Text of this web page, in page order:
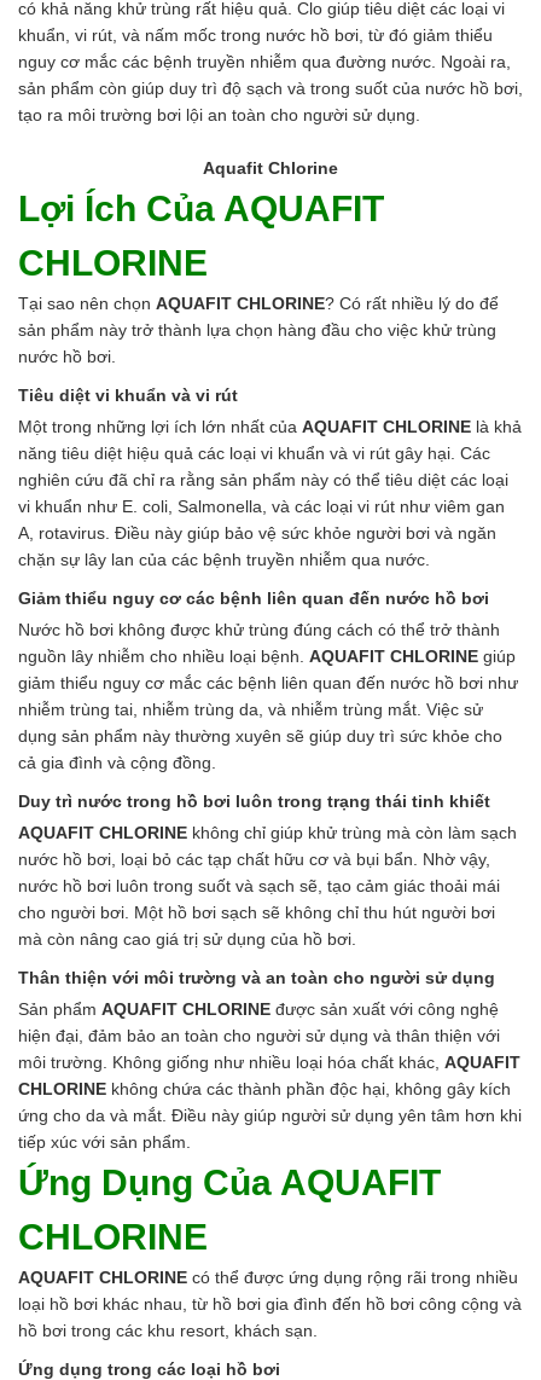
Silicone Apollo
Silicone Kingbond
Silicone Shinetsu
Keo Silicone
Hóa chất khác
Quy trình sản xuất
VMC GROUP
Tẩy Rửa Diệt Khuẩn
Ngành Thực Phẩm
Ngành Nông Nghiệp
Ngành Thủy Sản
Ngành Môi Trường
Ngành Nhựa
Ngành Xây Dựng
Ngành Cao Su
Ngành Xi Mạ
Ngành Thủy Tinh
Ngành Sơn
Ngành In Ấn Bao Bì
Ngành Gốm Sứ
Ngành Gỗ
Ngành Mỹ Phẩm
Ngành Hóa Dầu
Ngành Giấy
Liên hệ
có khả năng khử trùng rất hiệu quả. Clo giúp tiêu diệt các loại vi
khuẩn, vi rút, và nấm mốc trong nước hồ bơi, từ đó giảm thiểu
nguy cơ mắc các bệnh truyền nhiễm qua đường nước. Ngoài ra,
sản phẩm còn giúp duy trì độ sạch và trong suốt của nước hồ bơi,
tạo ra môi trường bơi lội an toàn cho người sử dụng.
Aquafit Chlorine
Lợi Ích Của AQUAFIT
CHLORINE
Tại sao nên chọn AQUAFIT CHLORINE? Có rất nhiều lý do để
sản phẩm này trở thành lựa chọn hàng đầu cho việc khử trùng
nước hồ bơi.
Tiêu diệt vi khuẩn và vi rút
Một trong những lợi ích lớn nhất của AQUAFIT CHLORINE là khả
năng tiêu diệt hiệu quả các loại vi khuẩn và vi rút gây hại. Các
nghiên cứu đã chỉ ra rằng sản phẩm này có thể tiêu diệt các loại
vi khuẩn như E. coli, Salmonella, và các loại vi rút như viêm gan
A, rotavirus. Điều này giúp bảo vệ sức khỏe người bơi và ngăn
chặn sự lây lan của các bệnh truyền nhiễm qua nước.
Giảm thiểu nguy cơ các bệnh liên quan đến nước hồ bơi
Nước hồ bơi không được khử trùng đúng cách có thể trở thành
nguồn lây nhiễm cho nhiều loại bệnh. AQUAFIT CHLORINE giúp
giảm thiểu nguy cơ mắc các bệnh liên quan đến nước hồ bơi như
nhiễm trùng tai, nhiễm trùng da, và nhiễm trùng mắt. Việc sử
dụng sản phẩm này thường xuyên sẽ giúp duy trì sức khỏe cho
cả gia đình và cộng đồng.
Duy trì nước trong hồ bơi luôn trong trạng thái tinh khiết
AQUAFIT CHLORINE không chỉ giúp khử trùng mà còn làm sạch
nước hồ bơi, loại bỏ các tạp chất hữu cơ và bụi bẩn. Nhờ vậy,
nước hồ bơi luôn trong suốt và sạch sẽ, tạo cảm giác thoải mái
cho người bơi. Một hồ bơi sạch sẽ không chỉ thu hút người bơi
mà còn nâng cao giá trị sử dụng của hồ bơi.
Thân thiện với môi trường và an toàn cho người sử dụng
Sản phẩm AQUAFIT CHLORINE được sản xuất với công nghệ
hiện đại, đảm bảo an toàn cho người sử dụng và thân thiện với
môi trường. Không giống như nhiều loại hóa chất khác, AQUAFIT
CHLORINE không chứa các thành phần độc hại, không gây kích
ứng cho da và mắt. Điều này giúp người sử dụng yên tâm hơn khi
tiếp xúc với sản phẩm.
Ứng Dụng Của AQUAFIT
CHLORINE
AQUAFIT CHLORINE có thể được ứng dụng rộng rãi trong nhiều
loại hồ bơi khác nhau, từ hồ bơi gia đình đến hồ bơi công cộng và
hồ bơi trong các khu resort, khách sạn.
Ứng dụng trong các loại hồ bơi